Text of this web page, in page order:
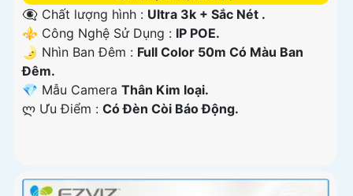
👁️‍🗨 Chất lượng hình : Ultra 3k + Sắc Nét .
⚜️ Công Nghệ Sử Dụng : IP POE.
🌛 Nhìn Ban Đêm : Full Color 50m Có Màu Ban
Ðêm.
💎 Mẫu Camera Thân Kim loại.
️ლ Ưu Điểm : Có Ðèn Còi Báo Động.